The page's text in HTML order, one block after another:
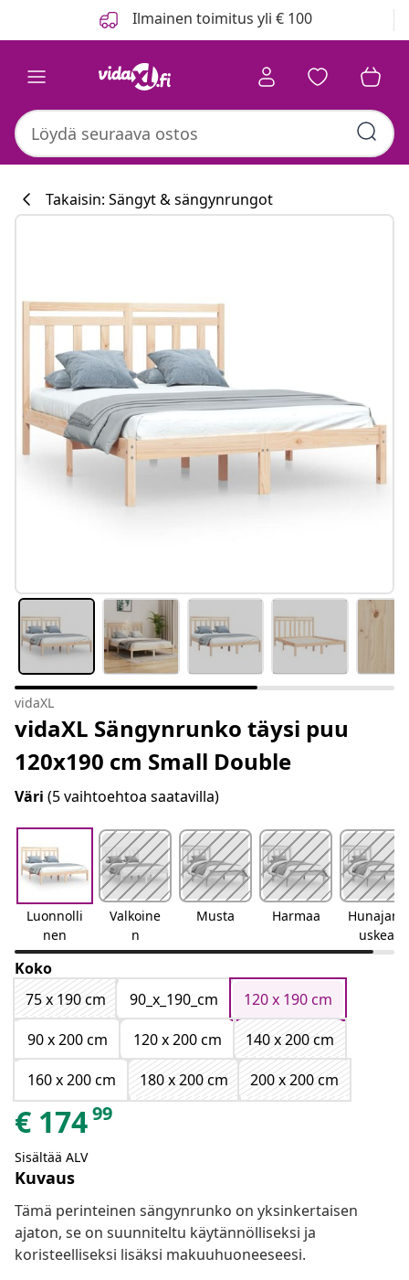
Ilmainen toimitus yli € 100
#sharemevidaxl
Takaisin: Sängyt & sängynrungot
vidaXL
vidaXL Sängynrunko täysi puu
120x190 cm Small Double
Väri (5 vaihtoehtoa saatavilla)
Luonnolli
nen
Valkoine
n
Musta Harmaa
Hunajanr
uskea
Koko
75 x 190 cm
90_x_190_cm
120 x 190 cm
90 x 200 cm
120 x 200 cm
140 x 200 cm
160 x 200 cm
180 x 200 cm 200 x 200 cm
€ 17499
Sisältää ALV
Kuvaus
Tämä perinteinen sängynrunko on yksinkertaisen
ajaton, se on suunniteltu käytännölliseksi ja
koristeelliseksi lisäksi makuuhuoneeseesi.